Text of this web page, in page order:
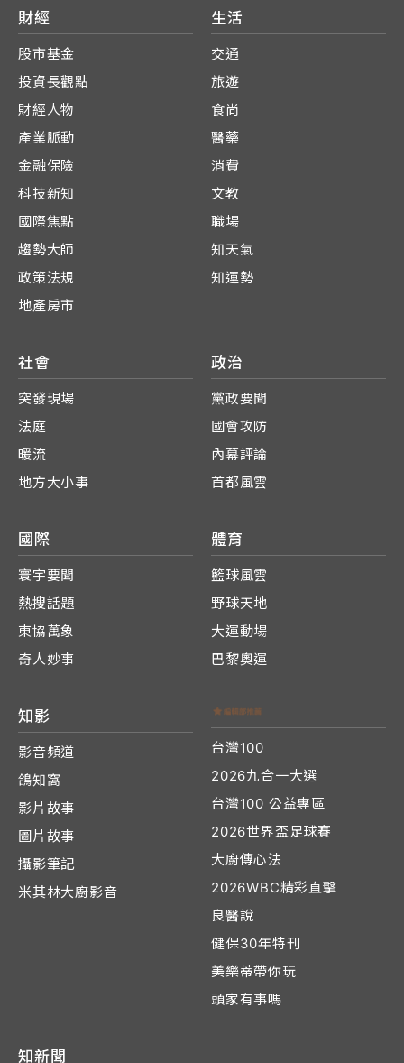
財經
股市基金
投資長觀點
財經人物
產業脈動
金融保險
科技新知
國際焦點
趨勢大師
政策法規
地產房市
生活
交通
旅遊
食尚
醫藥
消費
文教
職場
知天氣
知運勢
社會
突發現場
法庭
暖流
地方大小事
政治
黨政要聞
國會攻防
內幕評論
首都風雲
國際
寰宇要聞
熱搜話題
東協萬象
奇人妙事
體育
籃球風雲
野球天地
大運動場
巴黎奧運
知影
影音頻道
鴿知窩
影片故事
圖片故事
攝影筆記
米其林大廚影音
台灣100
2026九合一大選
台灣100 公益專區
2026世界盃足球賽
大廚傳心法
2026WBC精彩直擊
良醫說
健保30年特刊
美樂蒂帶你玩
頭家有事嗎
知新聞